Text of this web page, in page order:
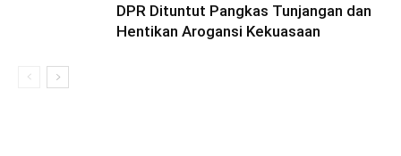
DPR Dituntut Pangkas Tunjangan dan
Hentikan Arogansi Kekuasaan